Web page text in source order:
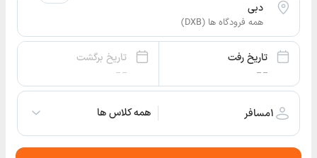
دبی
همه فرودگاه ها (DXB)
تاریخ برگشت
-- --
تاریخ رفت
-- --
همه کلاس ها ۱مسافر